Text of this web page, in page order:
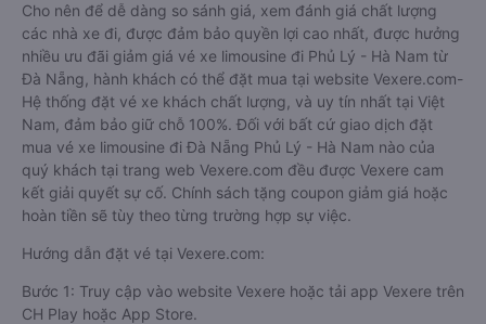
Cho nên để dễ dàng so sánh giá, xem đánh giá chất lượng
các nhà xe đi, được đảm bảo quyền lợi cao nhất, được hưởng
nhiều ưu đãi giảm giá vé xe limousine đi Phủ Lý - Hà Nam từ
Đà Nẵng, hành khách có thể đặt mua tại website Vexere.com-
Hệ thống đặt vé xe khách chất lượng, và uy tín nhất tại Việt
Nam, đảm bảo giữ chỗ 100%. Đối với bất cứ giao dịch đặt
mua vé xe limousine đi Đà Nẵng Phủ Lý - Hà Nam nào của
quý khách tại trang web Vexere.com đều được Vexere cam
kết giải quyết sự cố. Chính sách tặng coupon giảm giá hoặc
hoàn tiền sẽ tùy theo từng trường hợp sự việc.
Hướng dẫn đặt vé tại Vexere.com:
Bước 1: Truy cập vào website Vexere hoặc tải app Vexere trên
CH Play hoặc App Store.